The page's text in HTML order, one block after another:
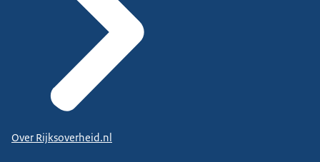
Over Rijksoverheid.nl